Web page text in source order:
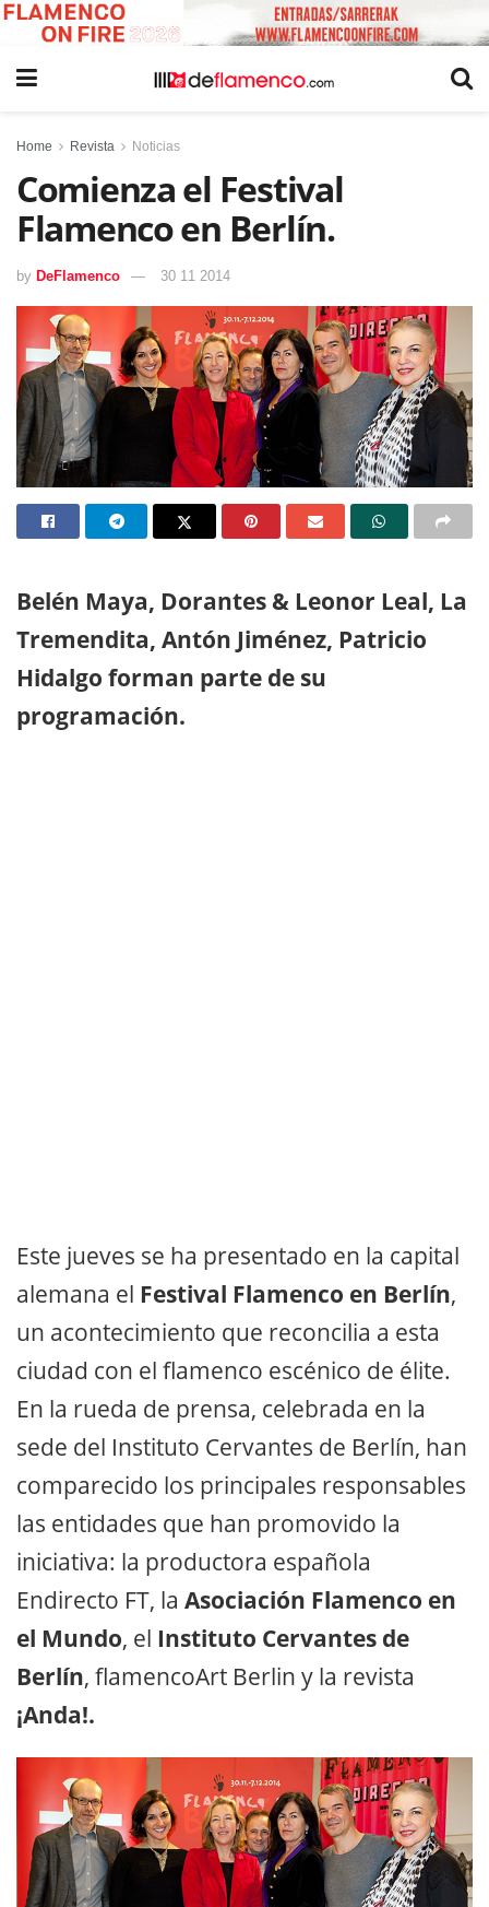
Home Revista Noticias
Comienza el Festival
Flamenco en Berlín.
by DeFlamenco 30 11 2014
Belén Maya, Dorantes & Leonor Leal, La
Tremendita, Antón Jiménez, Patricio
Hidalgo forman parte de su
programación.
Este jueves se ha presentado en la capital
alemana el Festival Flamenco en Berlín,
un acontecimiento que reconcilia a esta
ciudad con el flamenco escénico de élite.
En la rueda de prensa, celebrada en la
sede del Instituto Cervantes de Berlín, han
comparecido los principales responsables
las entidades que han promovido la
iniciativa: la productora española
Endirecto FT, la Asociación Flamenco en
el Mundo, el Instituto Cervantes de
Berlín, flamencoArt Berlin y la revista
¡Anda!.